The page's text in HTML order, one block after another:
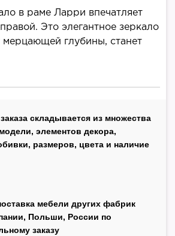
в раме Ларри впечатляет
Это элегантное зеркало
мерцающей глубины, станет
складывается из множества
элементов декора,
размеров, цвета и наличие
мебели других фабрик
Польши, России по
заказу